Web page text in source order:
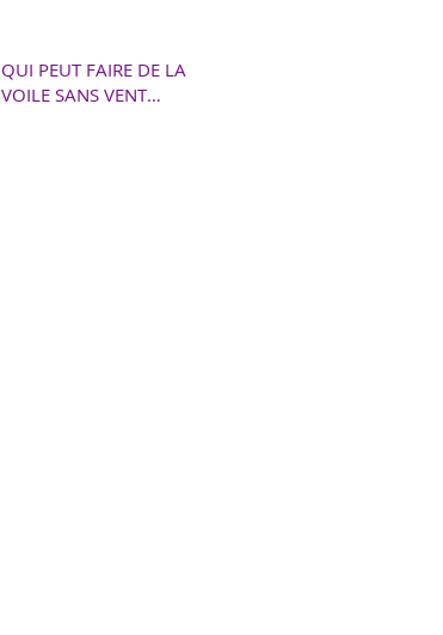
QUI PEUT FAIRE DE LA
VOILE SANS VENT…